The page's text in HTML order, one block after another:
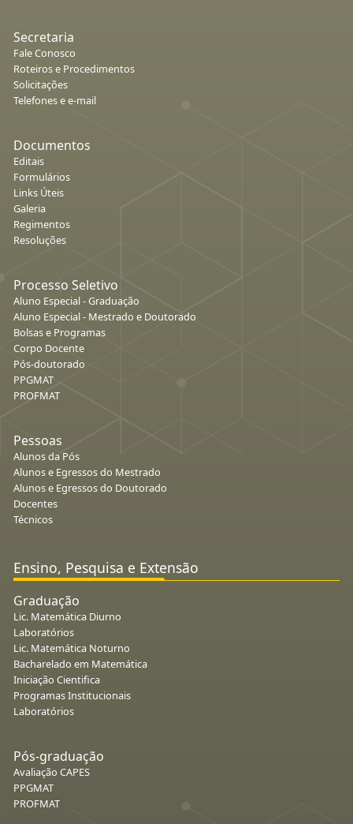
Secretaria
Fale Conosco
Roteiros e Procedimentos
Solicitações
Telefones e e-mail
Documentos
Editais
Formulários
Links Úteis
Galeria
Regimentos
Resoluções
Processo Seletivo
Aluno Especial - Graduação
Aluno Especial - Mestrado e Doutorado
Bolsas e Programas
Corpo Docente
Pós-doutorado
PPGMAT
PROFMAT
Pessoas
Alunos da Pós
Alunos e Egressos do Mestrado
Alunos e Egressos do Doutorado
Docentes
Técnicos
Ensino, Pesquisa e Extensão
Graduação
Lic. Matemática Diurno
Laboratórios
Lic. Matemática Noturno
Bacharelado em Matemática
Iniciação Cientifica
Programas Institucionais
Laboratórios
Pós-graduação
Avaliação CAPES
PPGMAT
PROFMAT